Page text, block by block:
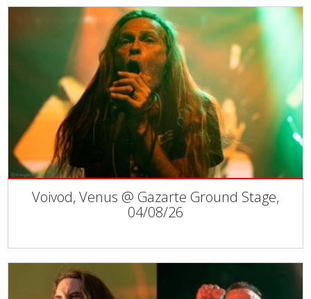
Voivod, Venus @ Gazarte Ground Stage,
04/08/26